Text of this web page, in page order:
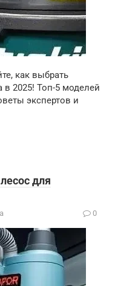
как выбрать
2025! Топ-5 моделей
экспертов и
для
0